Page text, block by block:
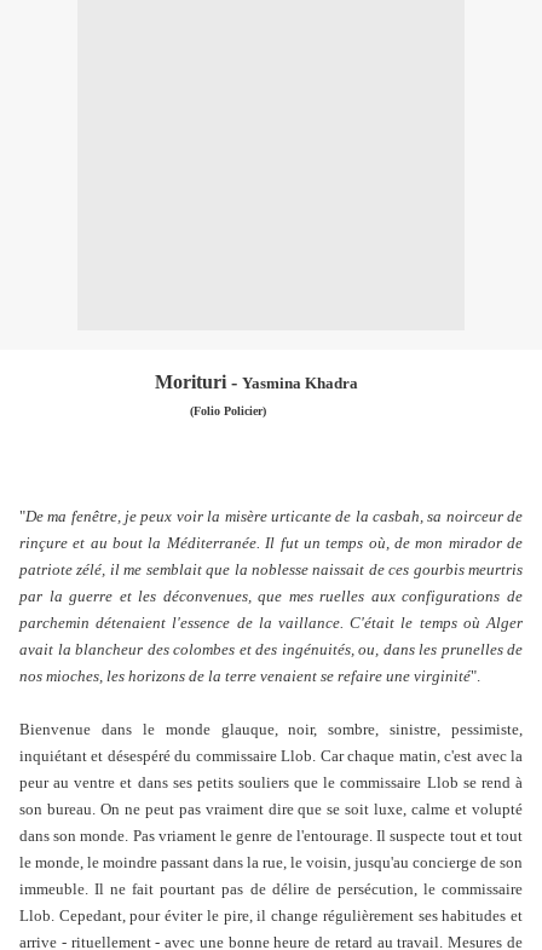
Morituri - Yasmina Khadra
(Folio Policier)
"De ma fenêtre, je peux voir la misère urticante de la casbah, sa noirceur de
rinçure et au bout la Méditerranée. Il fut un temps où, de mon mirador de
patriote zélé, il me semblait que la noblesse naissait de ces gourbis meurtris
par la guerre et les déconvenues, que mes ruelles aux configurations de
parchemin détenaient l'essence de la vaillance. C'était le temps où Alger
avait la blancheur des colombes et des ingénuités, ou, dans les prunelles de
nos mioches, les horizons de la terre venaient se refaire une virginité".
Bienvenue dans le monde glauque, noir, sombre, sinistre, pessimiste,
inquiétant et désespéré du commissaire Llob. Car chaque matin, c'est avec la
peur au ventre et dans ses petits souliers que le commissaire Llob se rend à
son bureau. On ne peut pas vraiment dire que se soit luxe, calme et volupté
dans son monde. Pas vriament le genre de l'entourage. Il suspecte tout et tout
le monde, le moindre passant dans la rue, le voisin, jusqu'au concierge de son
immeuble. Il ne fait pourtant pas de délire de persécution, le commissaire
Llob. Cepedant, pour éviter le pire, il change régulièrement ses habitudes et
arrive - rituellement - avec une bonne heure de retard au travail. Mesures de